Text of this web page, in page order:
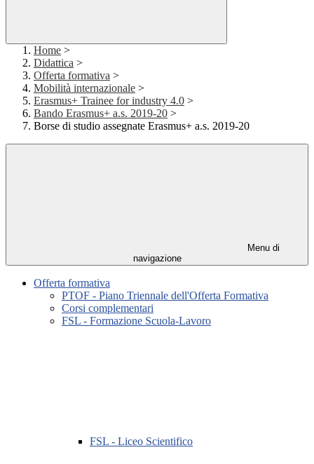
Home >
Didattica >
Offerta formativa >
Mobilità internazionale >
Erasmus+ Trainee for industry 4.0 >
Bando Erasmus+ a.s. 2019-20 >
Borse di studio assegnate Erasmus+ a.s. 2019-20
Menu di
navigazione
Offerta formativa
PTOF - Piano Triennale dell'Offerta Formativa
Corsi complementari
FSL - Formazione Scuola-Lavoro
FSL - Liceo Scientifico